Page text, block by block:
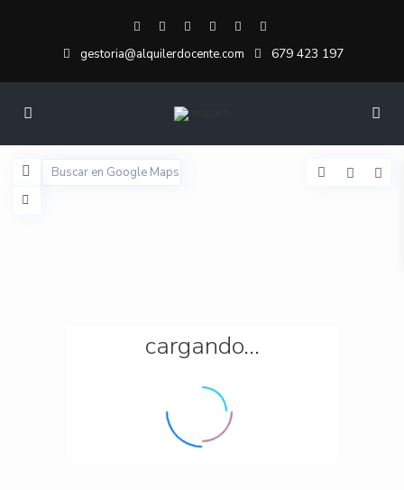
gestoria@alquilerdocente.com 679 423 197
cargando...